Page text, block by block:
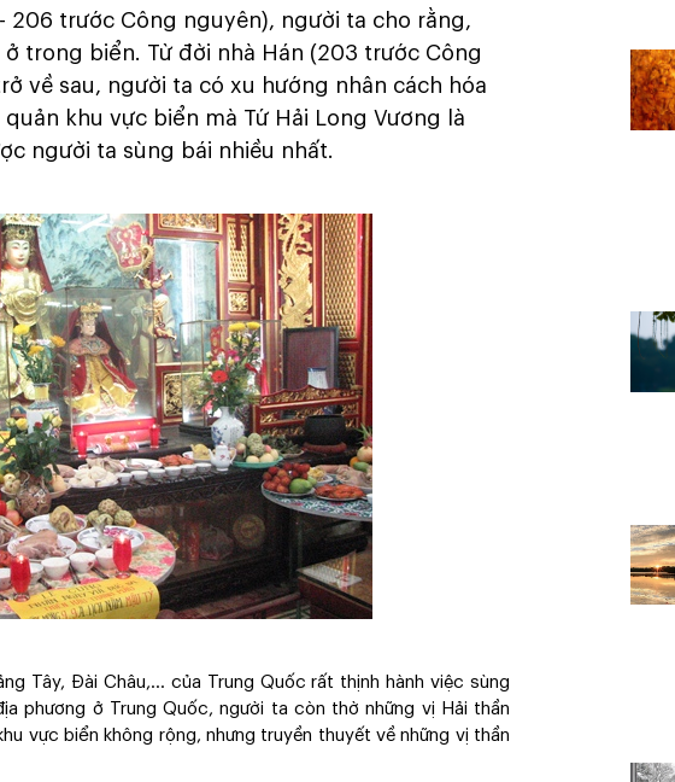
206 trước Công nguyên), người ta cho rằng,
trong biển. Từ đời nhà Hán (203 trước Công
về sau, người ta có xu hướng nhân cách hóa
khu vực biển mà Tứ Hải Long Vương là
người ta sùng bái nhiều nhất.
Tây, Đài Châu,… của Trung Quốc rất thịnh hành việc sùng
phương ở Trung Quốc, người ta còn thờ những vị Hải thần
vực biển không rộng, nhưng truyền thuyết về những vị thần